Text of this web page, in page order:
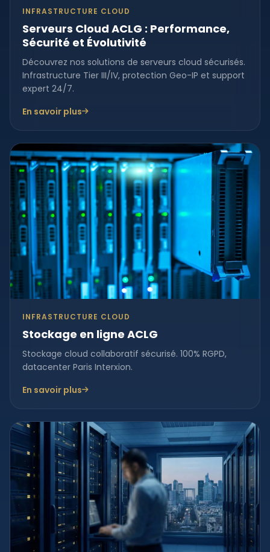
INFRASTRUCTURE CLOUD
Serveurs Cloud ACLG : Performance,
Sécurité et Évolutivité
Découvrez nos solutions de serveurs cloud sécurisés.
Infrastructure Tier III/IV, protection Geo-IP et support
expert 24/7.
En savoir plus
INFRASTRUCTURE CLOUD
Stockage en ligne ACLG
Stockage cloud collaboratif sécurisé. 100% RGPD,
datacenter Paris Interxion.
En savoir plus